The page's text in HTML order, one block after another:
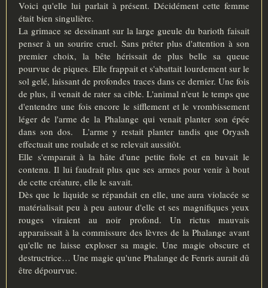
Voici qu'elle lui parlait à présent. Décidément cette femme
était bien singulière.
La grimace se dessinant sur la large gueule du barioth faisait
penser à un sourire cruel. Sans prêter plus d'attention à son
premier choix, la bête hérissait de plus belle sa queue
pourvue de piques. Elle frappait et s'abattait lourdement sur le
sol gelé, laissant de profondes traces dans ce dernier. Une fois
de plus, il venait de rater sa cible. L'animal n'eut le temps que
d'entendre une fois encore le sifflement et le vrombissement
léger de l'arme de la Phalange qui venait planter son épée
dans son dos. L'arme y restait planter tandis que Oryash
effectuait une roulade et se relevait aussitôt.
Elle s'emparait à la hâte d'une petite fiole et en buvait le
contenu. Il lui faudrait plus que ses armes pour venir à bout
de cette créature, elle le savait.
Dès que le liquide se répandait en elle, une aura violacée se
matérialisait peu à peu autour d'elle et ses magnifiques yeux
rouges viraient au noir profond. Un rictus mauvais
apparaissait à la commissure des lèvres de la Phalange avant
qu'elle ne laisse exploser sa magie. Une magie obscure et
destructrice… Une magie qu'une Phalange de Fenris aurait dû
être dépourvue.